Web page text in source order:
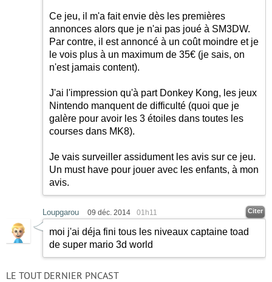
Ce jeu, il m'a fait envie dès les premières
annonces alors que je n'ai pas joué à SM3DW.
Par contre, il est annoncé à un coût moindre et je
le vois plus à un maximum de 35€ (je sais, on
n'est jamais content).
J'ai l'impression qu'à part Donkey Kong, les jeux
Nintendo manquent de difficulté (quoi que je
galère pour avoir les 3 étoiles dans toutes les
courses dans MK8).
Je vais surveiller assidument les avis sur ce jeu.
Un must have pour jouer avec les enfants, à mon
avis.
Loupgarou 09 déc. 2014 01h11 Citer
moi j'ai déja fini tous les niveaux captaine toad
de super mario 3d world
LE TOUT DERNIER PNCAST